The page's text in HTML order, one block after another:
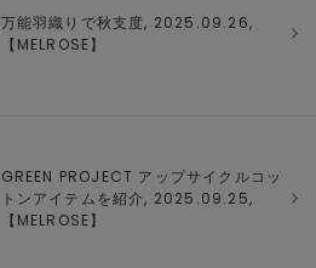
万能羽織りで秋支度, 2025.09.26,
【 MELROSE】
GREEN PROJECT アップサイクルコッ
トンアイテムを紹介, 2025.09.25,
【 MELROSE】